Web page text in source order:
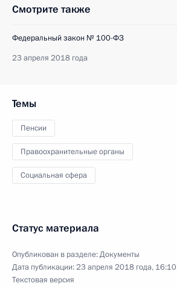
Смотрите также
Федеральный закон № 100-ФЗ
23 апреля 2018 года
Темы
Пенсии
Правоохранительные органы
Социальная сфера
Статус материала
Опубликован в разделе:Документы
Дата публикации:23 апреля 2018 года, 16:10
Текстовая версия